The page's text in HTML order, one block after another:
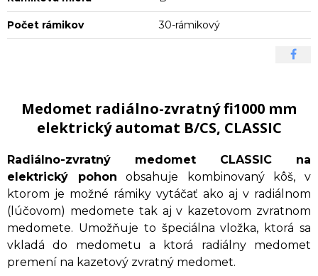
Počet rámikov 30-rámikový
Medomet radiálno-zvratný fi1000 mm
elektrický automat B/CS, CLASSIC
Radiálno-zvratný medomet CLASSIC na
elektrický pohon obsahuje kombinovaný kôš, v
ktorom je možné rámiky vytáčať ako aj v radiálnom
(lúčovom) medomete tak aj v kazetovom zvratnom
medomete. Umožňuje to špeciálna vložka, ktorá sa
vkladá do medometu a ktorá radiálny medomet
premení na kazetový zvratný medomet.